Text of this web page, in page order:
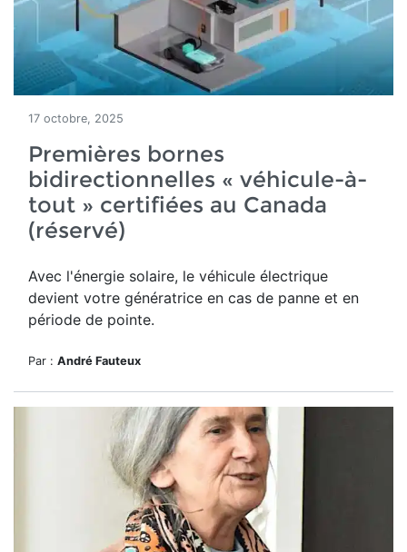
17 octobre, 2025
Premières bornes
bidirectionnelles « véhicule-à-
tout » certifiées au Canada
(réservé)
Avec l'énergie solaire, le véhicule électrique
devient votre génératrice en cas de panne et en
période de pointe.
Par : André Fauteux